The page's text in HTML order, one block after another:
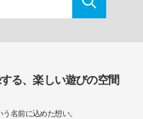
る、楽しい遊びの空間
名前に込めた想い。